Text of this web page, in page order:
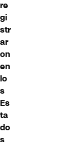
re
gi
str
ar
on
en
lo
s
Es
ta
do
s